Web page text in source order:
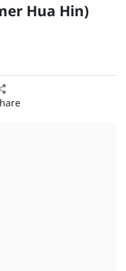
Hua Hin)